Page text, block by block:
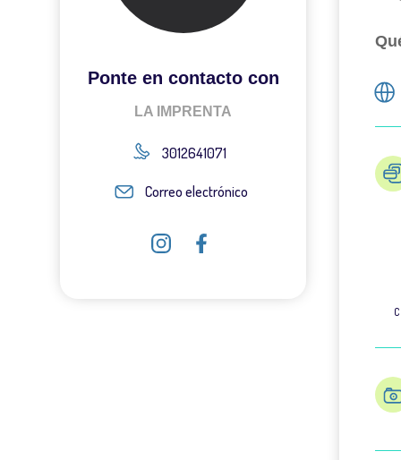
Ponte en contacto con
LA IMPRENTA
3012641071
Correo electrónico